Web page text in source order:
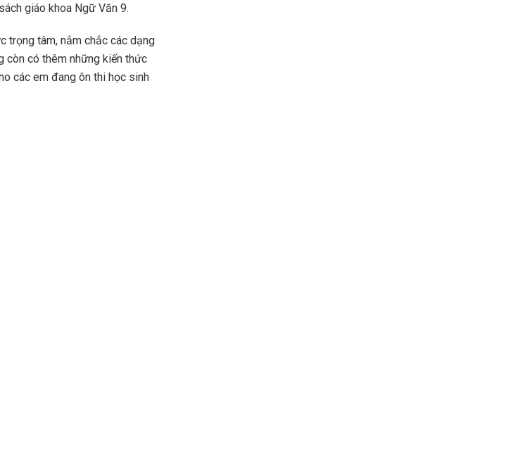
giáo khoa Ngữ Văn 9.
trọng tâm, nắm chắc các dạng
còn có thêm những kiến thức
các em đang ôn thi học sinh